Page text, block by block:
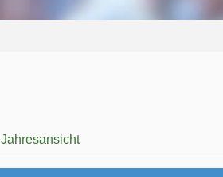
Jahresansicht